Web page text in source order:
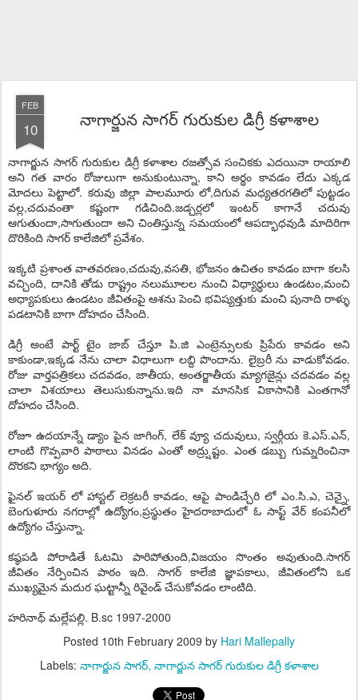
FEB
10 నాగార్జున సాగర్ గురుకుల డిగ్రీ కళాశాల
నాగార్జున సాగర్ గురుకుల డిగ్రీ కళాశాల రజత్సోవ సంచికకు ఎదయినా రాయాలి
అని గత వారం రోజులుగా అనుకుంటున్నా, కాని అర్థం కావడం లేదు ఎక్కడ
మోదలు పెట్టాలో. కరువు జిల్లా పాలమూరు లో,దిగువ మధ్యతరగతిలో పుట్టడం
వల్ల,చదువంతా కష్టంగా గడిచింది.జడ్చర్లలో ఇంటర్ కాగానే చదువు
ఆగుతుందా,సాగుతుందా అని చింతిస్తున్న సమయంలో ఆపద్భాధవుడి మాదిరిగా
దొరికింది సాగర్ కాలేజిలో ప్రవేశం.
ఇక్కటి ప్రశాంత వాతవరణం,చదువు,వసతి, భోజనం ఉచితం కావడం బాగా కలసి
వచ్చింది, దానికి తోడు రాష్ట్రం నలుమూలల నుంచి విధ్యార్థులు ఉండటం,మంచి
అధ్యాపకులు ఉండటం జీవితంపై ఆశను పెంచి భవిష్యత్తుకు మంచి పునాది రాళ్ళు
పడటానికి బాగా దోహదం చేసింది.
డిగ్రీ అంటే పార్ట్ టైం జాబ్ చేస్తూ పి.జి ఎంట్రెన్సులకు ప్రిపేరు కావడం అని
కాకుండా,ఇక్కడ నేను చాలా విధాలుగా లబ్ది పొందాను. లైబ్రరీ ను వాడుకోవడం.
రోజు వార్తపత్రికలు చదవడం, జాతీయ, అంతర్జాతీయ మ్యాగజైన్లు చదవడం వల్ల
చాలా విశయాలు తెలుసుకున్నాను.ఇది నా మానసిక వికాసానికి ఎంతగానో
దోహదం చేసింది.
రోజూ ఉదయాన్నే డ్యాం పైన జాగింగ్, లేక్ వ్యూ చదువులు, స్వర్గీయ కె.ఎస్.ఎన్,
లాంటి గొవ్పవారి పాఠాలు వినడం ఎంతో అద్ర్షుష్టం. ఎంత డబ్బు గుమ్నరించినా
దొరకని భాగ్యం అది.
ఫైనల్ ఇయర్ లో హాస్టల్ లెక్రటరీ కావడం, ఆపై పాండిచ్చేరి లో ఎం.సి.ఎ, చెన్నై,
బెంగుళూరు నగరాల్లో ఉద్యోగం,ప్రస్థుతం హైదరాబాదులో ఓ సాఫ్ట్ వేర్ కంపనీలో
ఉద్యోగం చేస్తున్నా.
కష్ఠపడి పోరాడితే ఓటమి పారిపోతుంది,విజయం సొంతం అవుతుంది.సాగర్
జీవితం నేర్పించిన పాఠం ఇది. సాగర్ కాలేజి జ్ఞాపకాలు, జీవితంలోని ఒక
ముఖ్యమైన మదుర ఘట్టాన్నీ రివైండ్ చేసుకోవడం లాంటిది.
హరినాథ్ మల్లేపల్లి. B.sc 1997-2000
Posted 10th February 2009 by Hari Mallepally
Labels: నాగార్జున సాగర్ నాగార్జున సాగర్ గురుకుల డిగ్రీ కళాశాల